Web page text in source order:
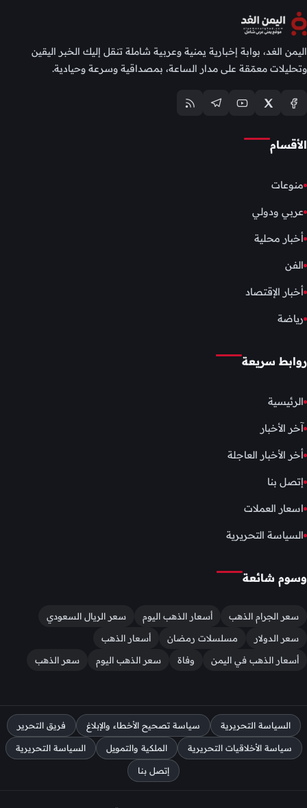
اليمن الغد، بوابة إخبارية يمنية وعربية شاملة تنقل إليك الخبر اليقين
وتحليلات معمّقة على مدار الساعة، بمصداقية وسرعة وحيادية.
الأقسام
منوعات
عربي ودولي
أخبار محلية
الفن
أخبار الإقتصاد
رياضة
روابط سريعة
الرئيسية
آخر الأخبار
أخر الأخبار العاجلة
إتصل بنا
اسعار العملات
السياسة التحريرية
وسوم شائعة
سعر الجرام الذهب أسعار الذهب اليوم
سعر الريال السعودي
سعر الدولار
مسلسلات رمضان
أسعار الذهب
أسعار الذهب في اليمن
وفاة سعر الذهب اليوم سعر الذهب
السياسة التحريرية سياسة تصحيح الأخطاء والإبلاغ فريق التحرير
سياسة الأخلاقيات التحريرية الملكية والتمويل السياسة التحريرية
إتصل بنا